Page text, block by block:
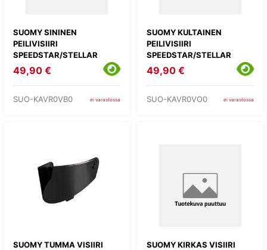
SUOMY SININEN
PEILIVISIIRI
SPEEDSTAR/STELLAR
49,90 €
SUO-KAVR0VB0 ei varastossa
SUOMY KULTAINEN
PEILIVISIIRI
SPEEDSTAR/STELLAR
49,90 €
SUO-KAVR0VO0 ei varastossa
SUOMY TUMMA VISIIRI
SUOMY KIRKAS VISIIRI